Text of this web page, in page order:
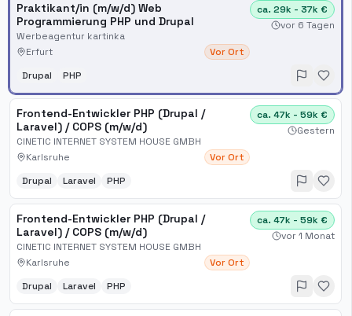
Praktikant/in (m/w/d) Web
Programmierung PHP und Drupal
Werbeagentur kartinka
Erfurt
Vor Ort
ca. 29k - 37k €
vor 6 Tagen
Drupal PHP
Frontend-Entwickler PHP (Drupal /
Laravel) / COPS (m/w/d)
CINETIC INTERNET SYSTEM HOUSE GMBH
Karlsruhe
Vor Ort
ca. 47k - 59k €
Gestern
Drupal Laravel PHP
Frontend-Entwickler PHP (Drupal /
Laravel) / COPS (m/w/d)
CINETIC INTERNET SYSTEM HOUSE GMBH
Karlsruhe
Vor Ort
ca. 47k - 59k €
vor 1 Monat
Drupal Laravel PHP